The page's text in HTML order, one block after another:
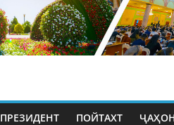
ПРЕЗИДЕНТ ПОЙТАХТ